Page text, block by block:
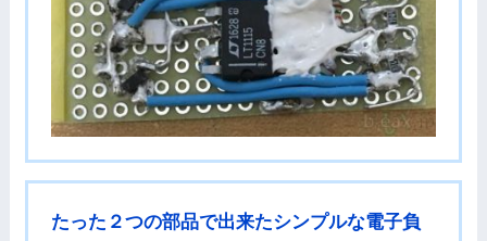
たった２つの部品で出来たシンプルな電子負